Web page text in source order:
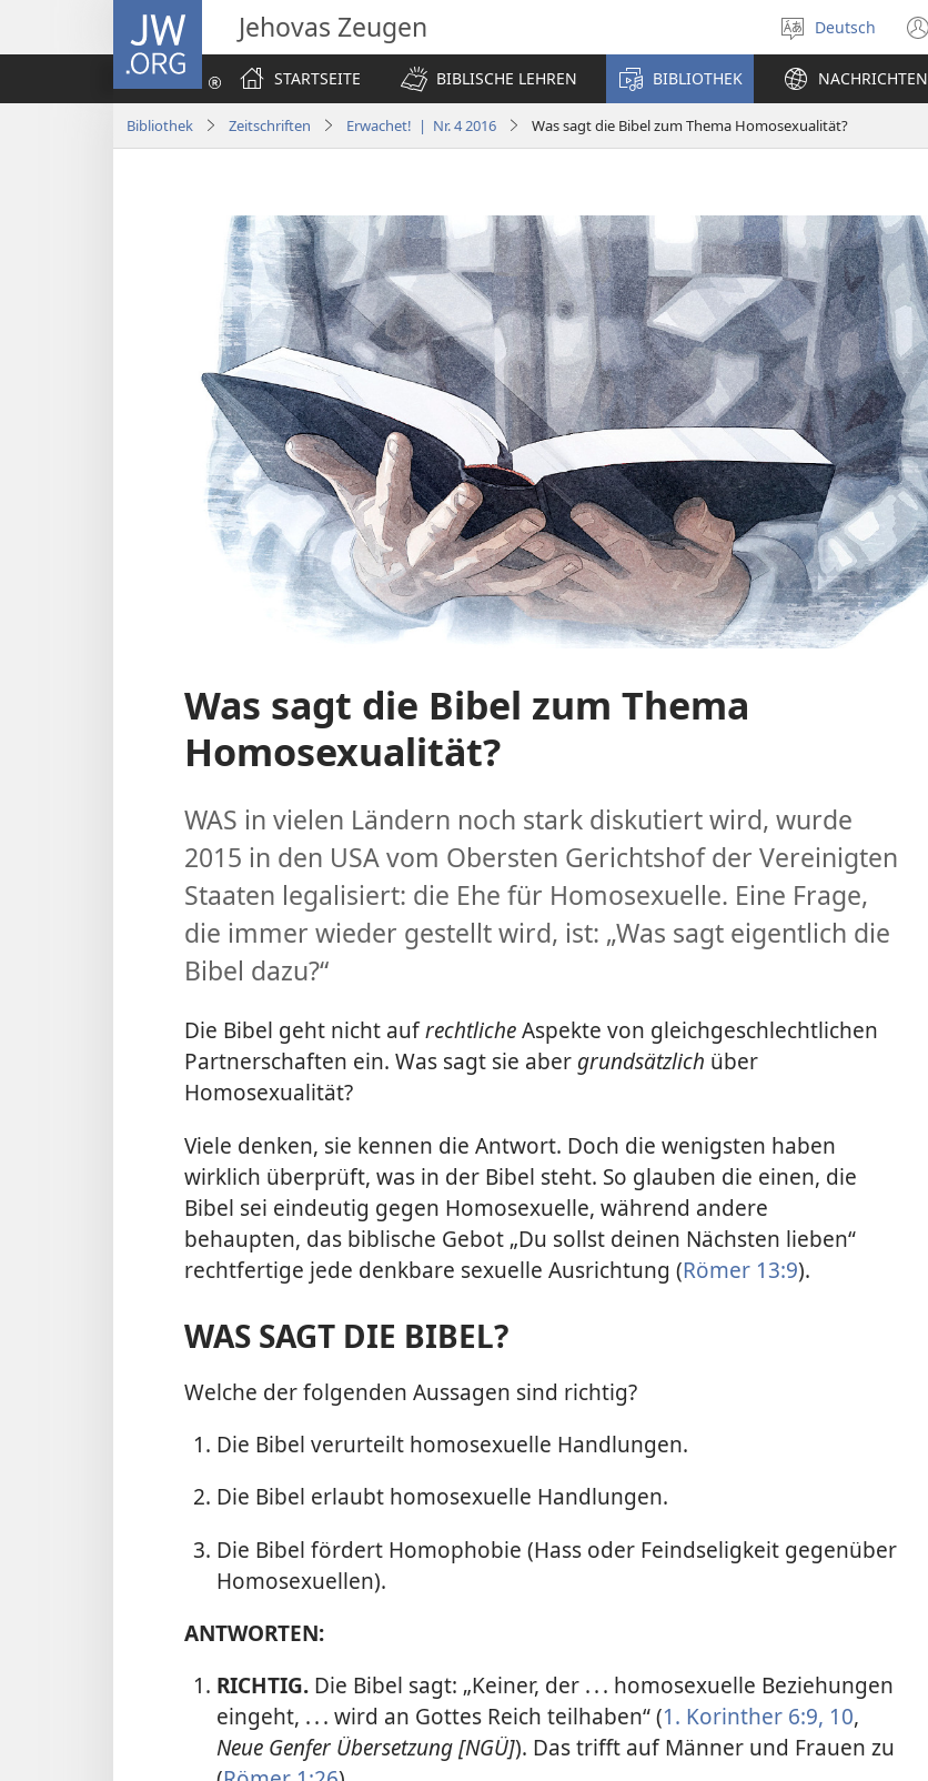
JW.ORG Jehovas Zeugen
Sprache
auswählen
Deutsch
STARTSEITE
BIBLISCHE LEHREN BIBLIOTHEK NACHRICHTEN
Bibliothek Zeitschriften Erwachet! | Nr. 4 2016 Was sagt die Bibel zum Thema Homosexualität?
Was sagt die Bibel zum Thema
Homosexualität?
WAS in vielen Ländern noch stark diskutiert wird, wurde
2015 in den USA vom Obersten Gerichtshof der Vereinigten
Staaten legalisiert: die Ehe für Homosexuelle. Eine Frage,
die immer wieder gestellt wird, ist: „Was sagt eigentlich die
Bibel dazu?“
Die Bibel geht nicht aufrechtlicheAspekte von gleichgeschlechtlichen
Partnerschaften ein. Was sagt sie aber grundsätzlich über
Homosexualität?
Viele denken, sie kennen die Antwort. Doch die wenigsten haben
wirklich überprüft, was in der Bibel steht. So glauben die einen, die
Bibel sei eindeutig gegen Homosexuelle, während andere
behaupten, das biblische Gebot „Du sollst deinen Nächsten lieben“
rechtfertige jede denkbare sexuelle Ausrichtung (Römer 13:9).
WAS SAGT DIE BIBEL?
Welche der folgenden Aussagen sind richtig?
Die Bibel verurteilt homosexuelle Handlungen.
Die Bibel erlaubt homosexuelle Handlungen.
Die Bibel fördert Homophobie (Hass oder Feindseligkeit gegenüber
Homosexuellen).
ANTWORTEN:
RICHTIG.Die Bibel sagt: „Keiner, der . . . homosexuelle Beziehungen
eingeht, . . . wird an Gottes Reich teilhaben“ (1. Korinther 6:9, 10,
Neue Genfer Übersetzung [NGÜ]). Das trifft auf Männer und Frauen zu